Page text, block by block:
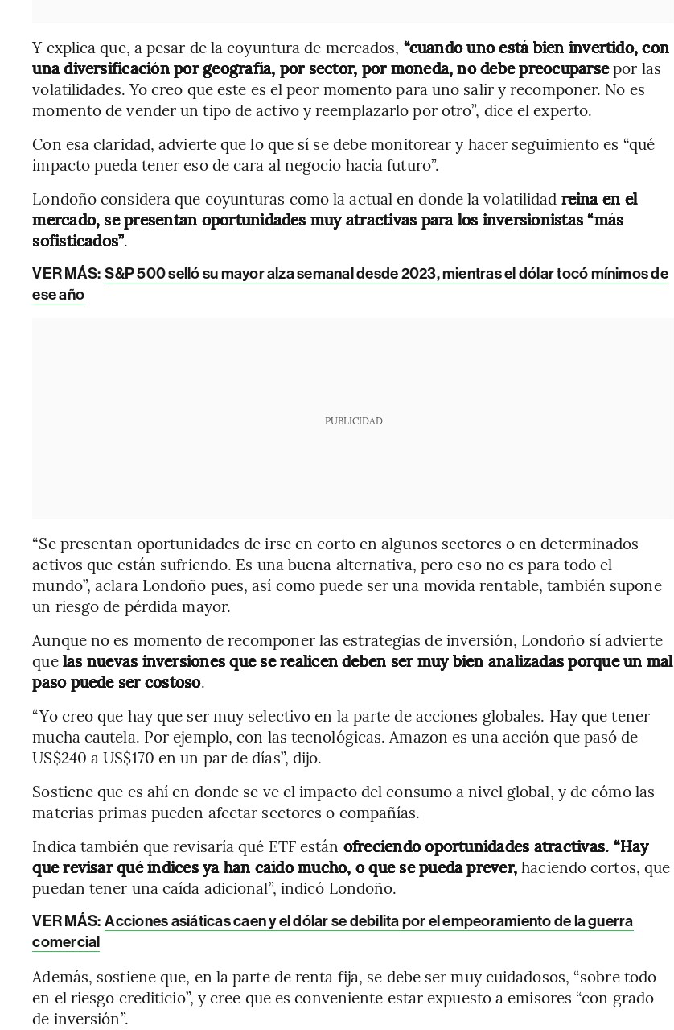
Y explica que, a pesar de la coyuntura de mercados, “cuando uno está bien invertido, con
una diversificación por geografía, por sector, por moneda, no debe preocuparsepor las
volatilidades. Yo creo que este es el peor momento para uno salir y recomponer. No es
momento de vender un tipo de activo y reemplazarlo por otro”, dice el experto.
Con esa claridad, advierte que lo que sí se debe monitorear y hacer seguimiento es “qué
impacto pueda tener eso de cara al negocio hacia futuro”.
Londoño considera que coyunturas como la actual en donde la volatilidad reina en el
mercado, se presentan oportunidades muy atractivas para los inversionistas “más
sofisticados”.
VER MÁS: S&P 500 selló su mayor alza semanal desde 2023, mientras el dólar tocó mínimos de
ese año
PUBLICIDAD
“Se presentan oportunidades de irse en corto en algunos sectores o en determinados
activos que están sufriendo. Es una buena alternativa, pero eso no es para todo el
mundo”, aclara Londoño pues, así como puede ser una movida rentable, también supone
un riesgo de pérdida mayor.
Aunque no es momento de recomponer las estrategias de inversión, Londoño sí advierte
quelas nuevas inversiones que se realicen deben ser muy bien analizadas porque un mal
paso puede ser costoso.
“Yo creo que hay que ser muy selectivo en la parte de acciones globales. Hay que tener
mucha cautela. Por ejemplo, con las tecnológicas. Amazon es una acción que pasó de
US$240 a US$170 en un par de días”, dijo.
Sostiene que es ahí en donde se ve el impacto del consumo a nivel global, y de cómo las
materias primas pueden afectar sectores o compañías.
Indica también que revisaría qué ETF están ofreciendo oportunidades atractivas. “Hay
que revisar qué índices ya han caído mucho, o que se pueda prever,haciendo cortos, que
puedan tener una caída adicional”, indicó Londoño.
VER MÁS: Acciones asiáticas caen y el dólar se debilita por el empeoramiento de la guerra
comercial
Además, sostiene que, en la parte de renta fija, se debe ser muy cuidadosos, “sobre todo
en el riesgo crediticio”, y cree que es conveniente estar expuesto a emisores “con grado
de inversión”.